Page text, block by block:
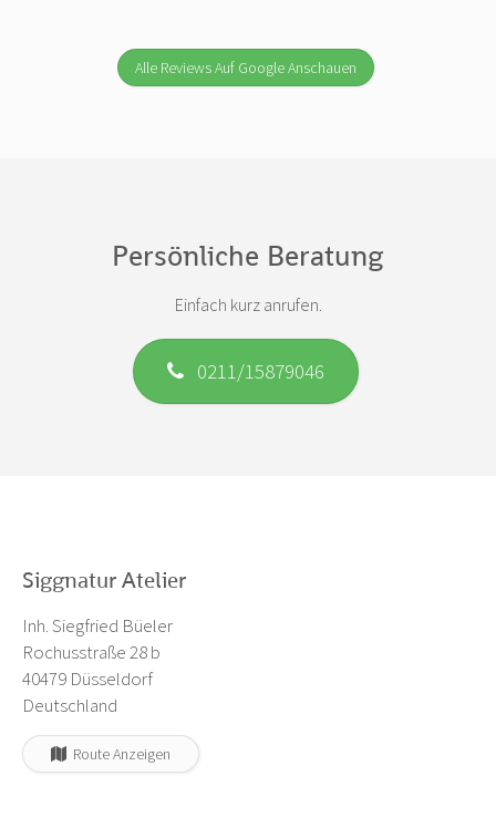
Alle Reviews Auf Google Anschauen
Persönliche Beratung
Einfach kurz anrufen.
0211/15879046
Siggnatur Atelier
Inh. Siegfried Büeler
Rochusstraße 28 b
40479 Düsseldorf
Deutschland
Route Anzeigen